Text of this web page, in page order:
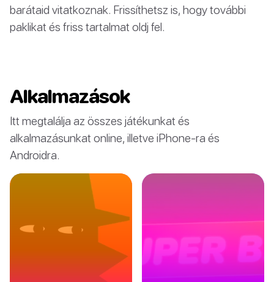
barátaid vitatkoznak. Frissíthetsz is, hogy további
paklikat és friss tartalmat oldj fel.
Alkalmazások
Itt megtalálja az összes játékunkat és
alkalmazásunkat online, illetve iPhone-ra és
Androidra.